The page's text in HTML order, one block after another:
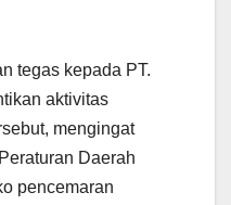
tegas kepada PT.
aktivitas
mengingat
Daerah
pencemaran